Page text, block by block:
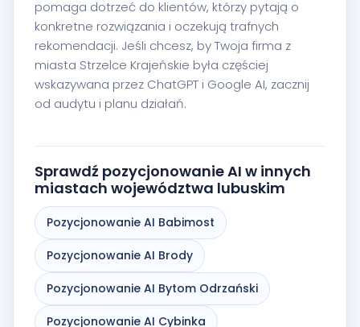
pomaga dotrzeć do klientów, którzy pytają o
konkretne rozwiązania i oczekują trafnych
rekomendacji. Jeśli chcesz, by Twoja firma z
miasta Strzelce Krajeńskie była częściej
wskazywana przez ChatGPT i Google AI, zacznij
od audytu i planu działań.
Sprawdź pozycjonowanie AI w innych
miastach województwa lubuskim
Pozycjonowanie AI Babimost
Pozycjonowanie AI Brody
Pozycjonowanie AI Bytom Odrzański
Pozycjonowanie AI Cybinka